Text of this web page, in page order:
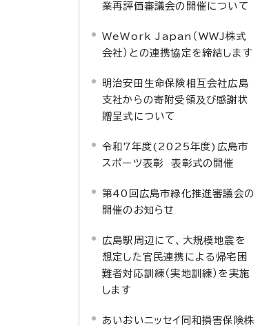
業再評価審議会の開催について
WeWork Japan（WWJ株式
会社）との連携協定を締結します
明治安田生命保険相互会社広島
支社からの寄附受領及び感謝状
贈呈式について
令和7年度(2025年度)広島市
スポーツ表彰 表彰式の開催
第40回広島市緑化推進審議会の
開催のお知らせ
広島駅周辺にて、大規模地震を
想定した官民連携による帰宅困
難者対応訓練（実地訓練）を実施
します
あいおいニッセイ同和損害保険株